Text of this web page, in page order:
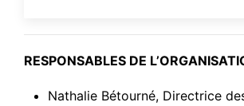
RESPONSABLES DE
Nathalie Bétourné, Directrice